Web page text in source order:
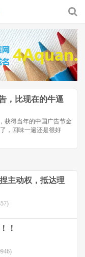
，比现在的牛逼
获得当年的中国广告节金
，回味一遍还是很好
主动权，抵达理
！